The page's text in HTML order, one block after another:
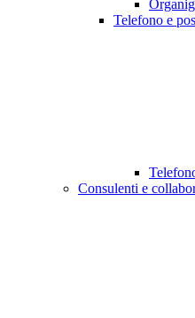
Telefono e
Consulenti e